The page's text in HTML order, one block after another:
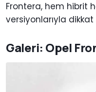
Frontera, hem hibrit
versiyonlarıyla dikkat
Galeri: Opel